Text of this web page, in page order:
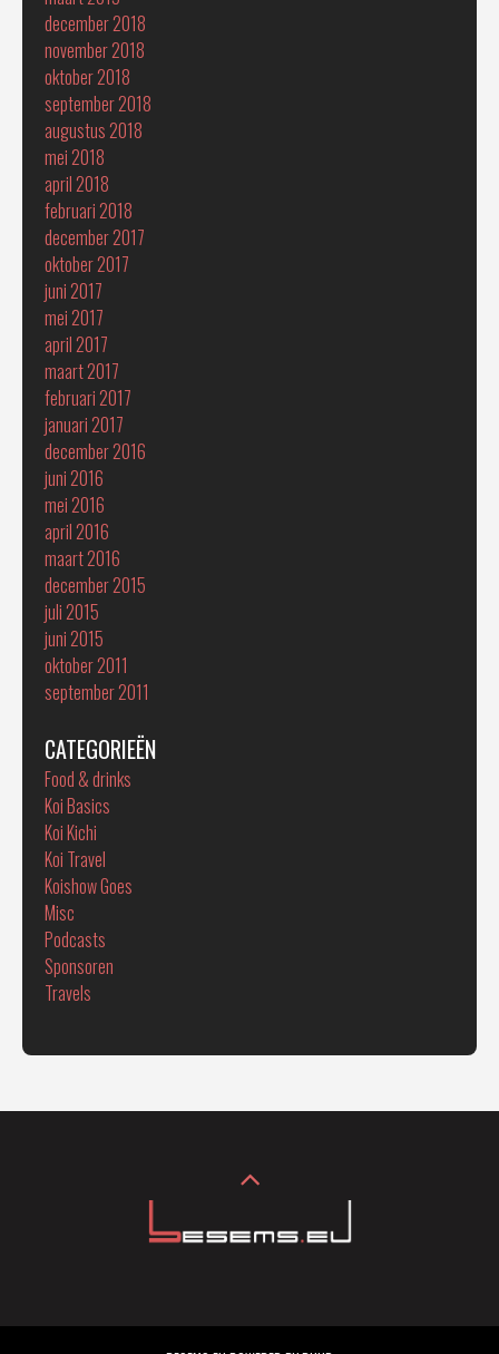
december 2018
november 2018
oktober 2018
september 2018
augustus 2018
mei 2018
april 2018
februari 2018
december 2017
oktober 2017
juni 2017
mei 2017
april 2017
maart 2017
februari 2017
januari 2017
december 2016
juni 2016
mei 2016
april 2016
maart 2016
december 2015
juli 2015
juni 2015
oktober 2011
september 2011
CATEGORIEËN
Food & drinks
Koi Basics
Koi Kichi
Koi Travel
Koishow Goes
Misc
Podcasts
Sponsoren
Travels